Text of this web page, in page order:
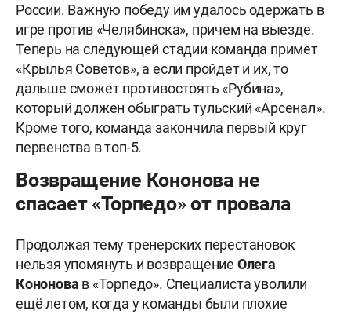
России. Важную победу им удалось одержать в
игре против «Челябинска», причем на выезде.
Теперь на следующей стадии команда примет
«Крылья Советов», а если пройдет и их, то
дальше сможет противостоять «Рубина»,
который должен обыграть тульский «Арсенал».
Кроме того, команда закончила первый круг
первенства в топ-5.
Возвращение Кононова не
спасает «Торпедо» от провала
Продолжая тему тренерских перестановок
нельзя упомянуть и возвращение Олега
Кононова в «Торпедо». Специалиста уволили
ещё летом, когда у команды были плохие